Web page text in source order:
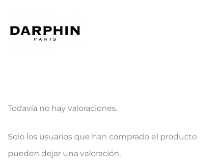
V
a
Todavía no hay valoraciones.
Solo los usuarios que han comprado el producto
pueden dejar una valoración.